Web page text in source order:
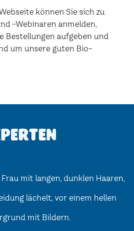
können Sie sich zu
-Webinaren anmelden,
Bestellungen aufgeben und
um unsere guten Bio-